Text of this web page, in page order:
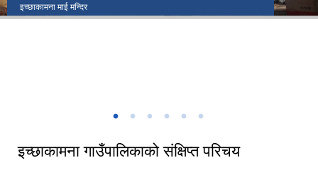
इच्छाकामना माई मन्दिर
इच्छाकामना गाउँपालिकाको संक्षिप्त परिचय